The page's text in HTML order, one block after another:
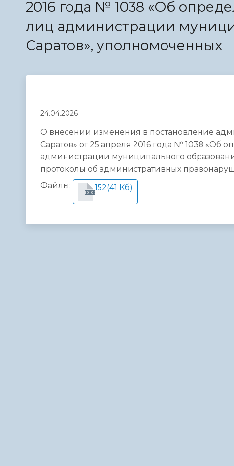
Телефонный справочник
администрации
Аппарат
2016 года № 1038 «Об
лиц администрации
Саратов», уполномоченных
24.04.2026
О внесении изменения в постановление
Саратов» от 25 апреля 2016 года № 1038
администрации муниципального
протоколы об административных
Файлы:
DOC
152(41 Кб)